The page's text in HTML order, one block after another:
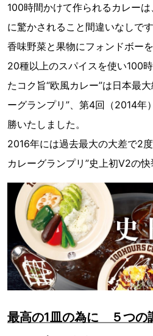
100時間かけて作られるカレー
に驚かされること間違いなしです
香味野菜と果物にフォンドボー
20種以上のスパイスを使い100
たコク旨“欧風カレー”は日本最
ーグランプリ”、第4回（2014年
勝いたしました。
2016年には過去最大の大差で2
カレーグランプリ”史上初V2の快
最高の1皿の為に ５つの